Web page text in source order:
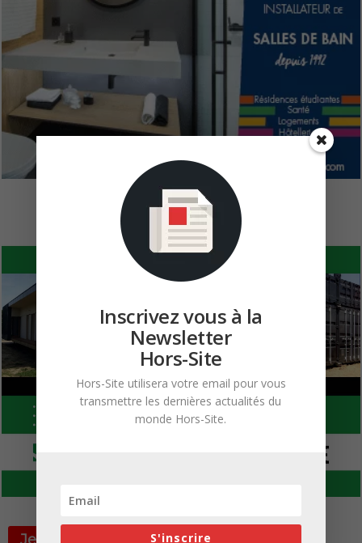
Inscrivez vous à la
Newsletter
Hors-Site
Hors-Site utilisera votre email pour vous
transmettre les dernières actualités du
monde Hors-Site.
S'inscrire